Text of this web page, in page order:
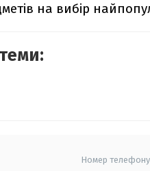
на вибір
Номер